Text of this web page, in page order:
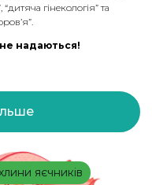
гінекологія” та
не надаються!
яєчників